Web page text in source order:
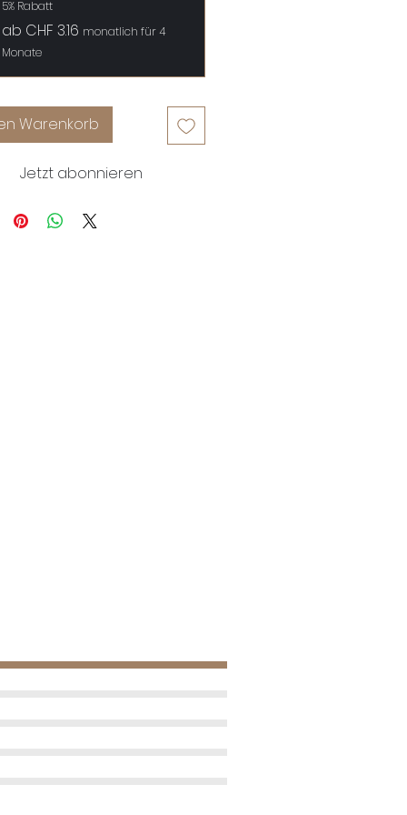
5% Rabatt
ab CHF 3.16 monatlich für 4
Monate
Warenkorb
Jetzt abonnieren